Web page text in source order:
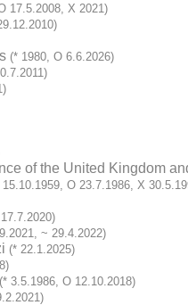
17.5.2008, X 2021)
(* 1980, O 6.6.2026)
of the United Kingdom
15.10.1959, O 23.7.1986, X
~ 29.4.2022)
(* 22.1.2025)
(* 3.5.1986, O 12.10.2018)